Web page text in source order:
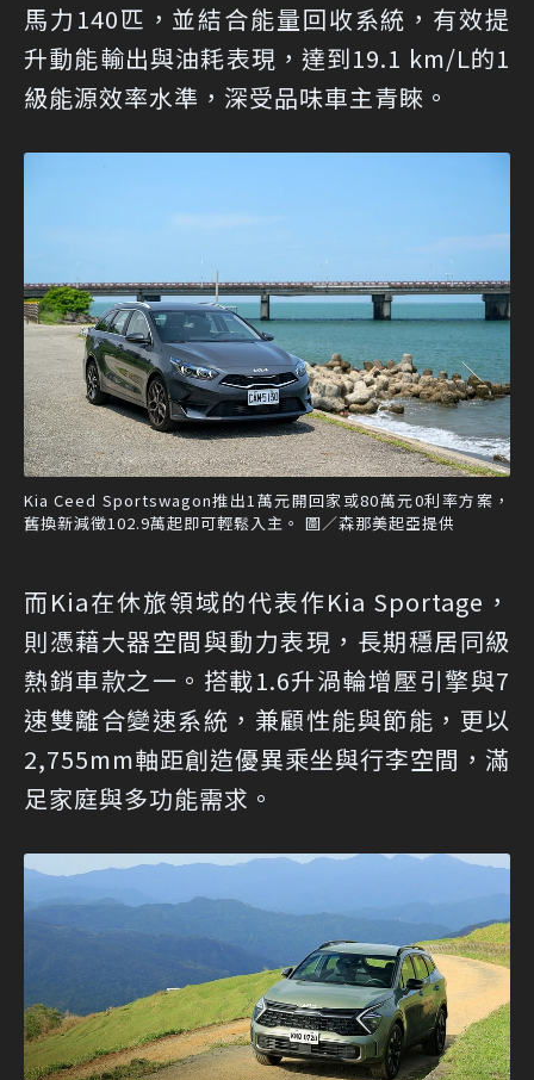
馬力140匹，並結合能量回收系統，有效提
升動能輸出與油耗表現，達到19.1 km/L的1
級能源效率水準，深受品味車主青睞。
Kia Ceed Sportswagon推出1萬元開回家或80萬元0利率方案，
舊換新減徵102.9萬起即可輕鬆入主。 圖／森那美起亞提供
而Kia在休旅領域的代表作Kia Sportage，
則憑藉大器空間與動力表現，長期穩居同級
熱銷車款之一。搭載1.6升渦輪增壓引擎與7
速雙離合變速系統，兼顧性能與節能，更以
2,755mm軸距創造優異乘坐與行李空間，滿
足家庭與多功能需求。